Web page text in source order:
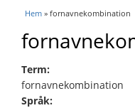
Du är här
Hem » fornavnekombination
Term:
fornavnekombination
Språk: